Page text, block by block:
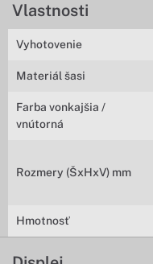
Vlastnosti
Vyhotovenie
Materiál šasi
Farba vonkajšia /
vnútorná
Rozmery (ŠxHxV) mm
Hmotnosť